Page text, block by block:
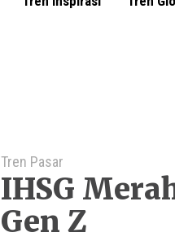
Tren Pasar
IHSG
Gen Z